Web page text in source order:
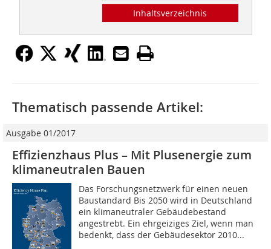
Inhaltsverzeichnis
Thematisch passende Artikel:
Ausgabe 01/2017
Effizienzhaus Plus – Mit Plusenergie zum
klimaneutralen Bauen
Das Forschungsnetzwerk für einen neuen
Baustandard Bis 2050 wird in Deutschland
ein klimaneutraler Gebäudebestand
angestrebt. Ein ehrgeiziges Ziel, wenn man
bedenkt, dass der Gebäudesektor 2010...